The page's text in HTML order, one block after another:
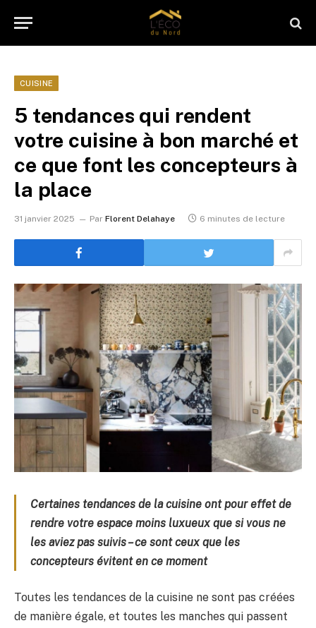
CUISINE
5 tendances qui rendent
votre cuisine à bon marché et
ce que font les concepteurs à
la place
31 janvier 2025 Par Florent Delahaye 6 minutes de lecture
Certaines tendances de la cuisine ont pour effet de
rendre votre espace moins luxueux que si vous ne
les aviez pas suivis – ce sont ceux que les
concepteurs évitent en ce moment
Toutes les tendances de la cuisine ne sont pas créées
de manière égale, et toutes les manches qui passent